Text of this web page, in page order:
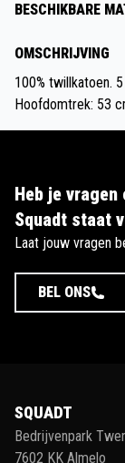
BESCHIKBARE
OMSCHRIJVING
100% twillkatoen.
Hoofdomtrek: 53
Heb je
Squadt staat
Laat jouw vragen
BEL ONS
SQUADT
Bedrijvenpark
7602 KK Almelo